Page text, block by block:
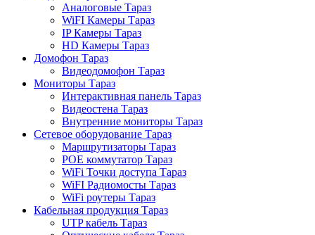
Аналоговые Тараз
WiFI Камеры Тараз
IP Камеры Тараз
HD Камеры Тараз
Домофон Тараз
Видеодомофон Тараз
Мониторы Тараз
Интерактивная панель Тараз
Видеостена Тараз
Внутренние мониторы Тараз
Сетевое оборудование Тараз
Маршрутизаторы Тараз
POE коммутатор Тараз
WiFi Точки доступа Тараз
WiFI Радиомосты Тараз
WiFi роутеры Тараз
Кабельная продукция Тараз
UTP кабель Тараз